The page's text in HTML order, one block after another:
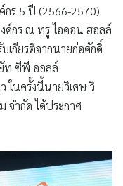
ร 5 ปี (2566-2570)
ค์กรณ ทรู ไอคอน ฮอลล์
บเกียรติจากนายก่อศักดิ์
ท ซีพี ออลล์
ในครั้งนี้นายวิเศษ วิ
ำกัด ได้ประกาศ